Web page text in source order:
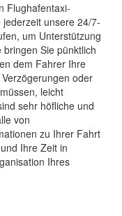
Flughafentaxi-
unsere 24/7-
um Unterstützung
Sie pünktlich
dem Fahrer Ihre
oder
leicht
sehr höfliche und
von
zu Ihrer Fahrt
Ihre Zeit in
Ihres